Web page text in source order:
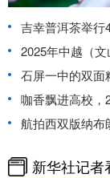
吉幸普洱茶举行
2025年中越（
石屏一中的双面
咖香飘进高校，
航拍西双版纳布
新华社记者